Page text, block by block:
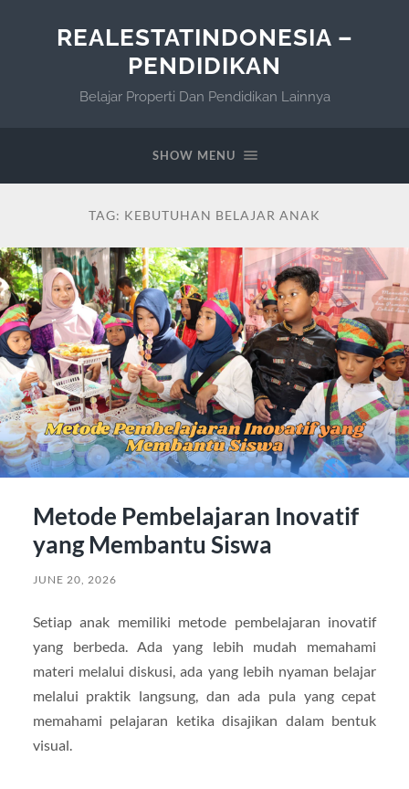
REALESTATINDONESIA –
PENDIDIKAN
Belajar Properti Dan Pendidikan Lainnya
SHOW MENU
TAG: KEBUTUHAN BELAJAR ANAK
Metode Pembelajaran Inovatif
yang Membantu Siswa
JUNE 20, 2026
Setiap anak memiliki metode pembelajaran inovatif
yang berbeda. Ada yang lebih mudah memahami
materi melalui diskusi, ada yang lebih nyaman belajar
melalui praktik langsung, dan ada pula yang cepat
memahami pelajaran ketika disajikan dalam bentuk
visual.